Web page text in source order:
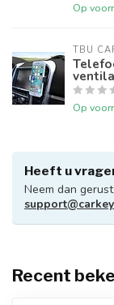
Op
TBU
Op
Heeft u
Neem dan
Recent